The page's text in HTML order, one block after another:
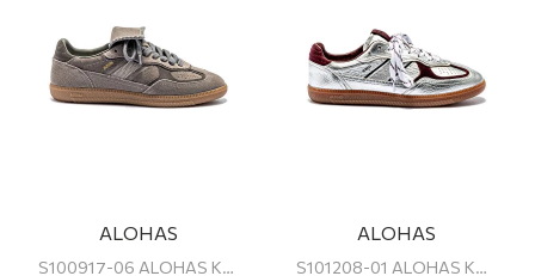
ALOHAS
S100917-06 ALOHAS KADIN SNEAKER
ALOHAS
S101208-01 ALOHAS KADIN SNEAKER